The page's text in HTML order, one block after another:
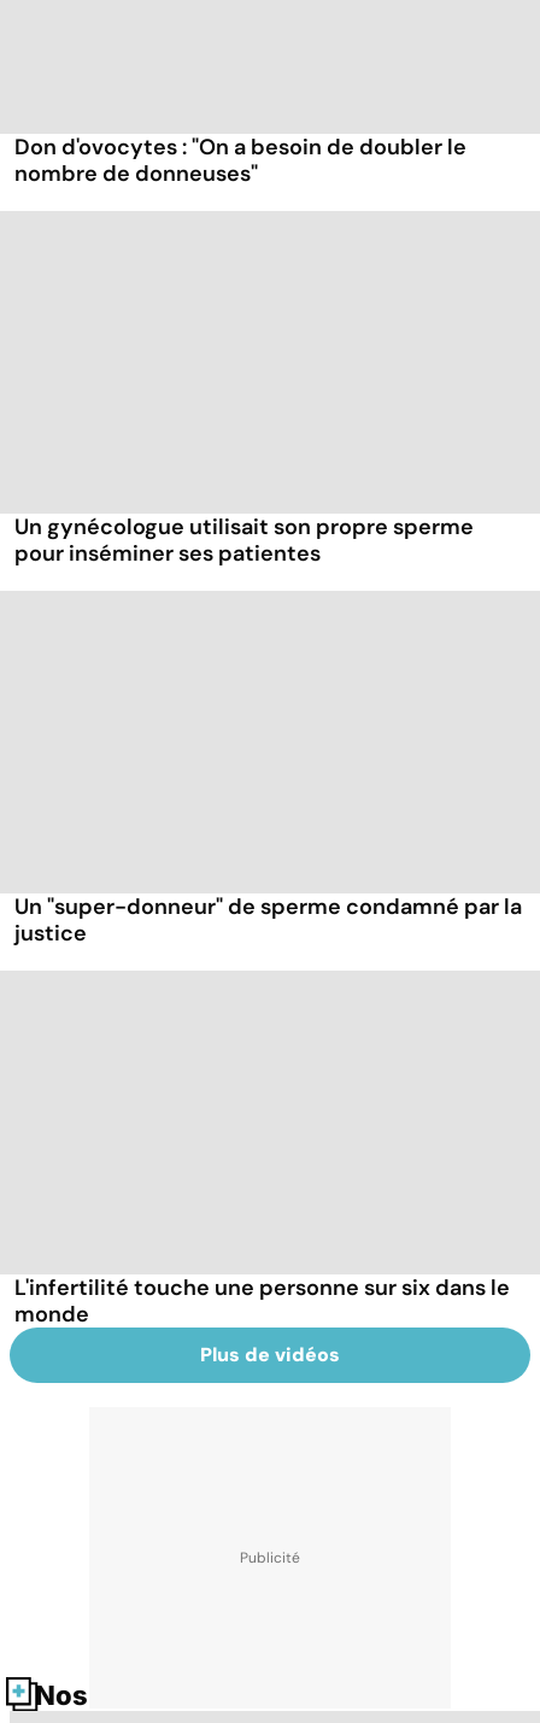
Don d'ovocytes : "On a besoin de doubler le
nombre de donneuses"
Un gynécologue utilisait son propre sperme
pour inséminer ses patientes
Un "super-donneur" de sperme condamné par la
justice
L'infertilité touche une personne sur six dans le
monde
Plus de vidéos
Nos fiches santé